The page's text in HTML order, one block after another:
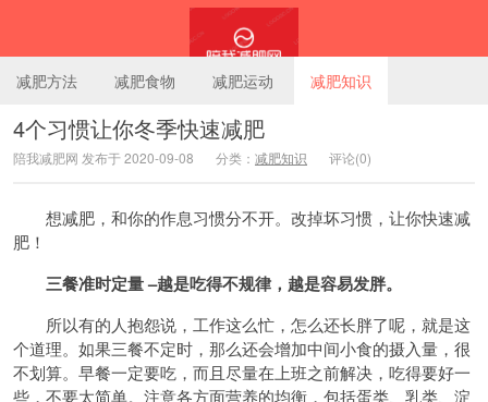
陪我减肥网
减肥方法 减肥食物 减肥运动 减肥知识
4个习惯让你冬季快速减肥
陪我减肥网 发布于 2020-09-08 分类： 减肥知识 评论(0)
想减肥，和你的作息习惯分不开。改掉坏习惯，让你快速减
肥！
三餐准时定量 –越是吃得不规律，越是容易发胖。
所以有的人抱怨说，工作这么忙，怎么还长胖了呢，就是这
个道理。如果三餐不定时，那么还会增加中间小食的摄入量，很
不划算。早餐一定要吃，而且尽量在上班之前解决，吃得要好一
些，不要太简单。注意各方面营养的均衡，包括蛋类、乳类、淀